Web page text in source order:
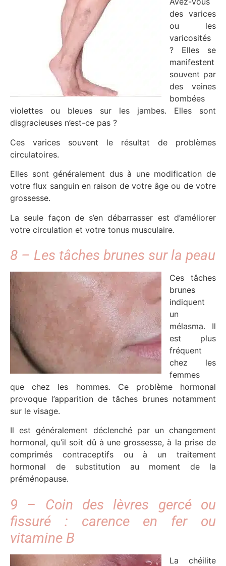
des varices
ou les
varicosités
? Elles se
manifestent
souvent par
des veines
bombées
violettes ou bleues sur les jambes. Elles sont
disgracieuses n’est-ce pas ?
Ces varices souvent le résultat de problèmes
circulatoires.
Elles sont généralement dus à une modification de
votre flux sanguin en raison de votre âge ou de votre
grossesse.
La seule façon de s’en débarrasser est d’améliorer
votre circulation et votre tonus musculaire.
8 – Les tâches brunes sur la peau
Ces tâches
brunes
indiquent
un
mélasma. Il
est plus
fréquent
chez les
femmes
que chez les hommes. Ce problème hormonal
provoque l’apparition de tâches brunes notamment
sur le visage.
Il est généralement déclenché par un changement
hormonal, qu’il soit dû à une grossesse, à la prise de
comprimés contraceptifs ou à un traitement
hormonal de substitution au moment de la
préménopause.
9 – Coin des lèvres gercé ou
fissuré : carence en fer ou
vitamine B
La chéilite